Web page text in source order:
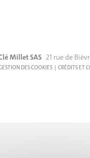
Millet SAS 21 rue de
DES COOKIES CRÉDITS ET